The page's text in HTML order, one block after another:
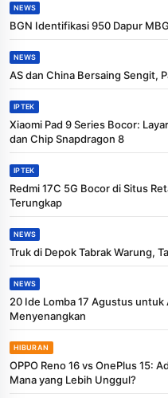
NEWS
BGN Identifikasi 950 Dapur
NEWS
AS dan China Bersaing Sengit,
IPTEK
Xiaomi Pad 9 Series Bocor:
dan Chip Snapdragon 8
IPTEK
Redmi 17C 5G Bocor di Situs
Terungkap
NEWS
Truk di Depok Tabrak Warung,
NEWS
20 Ide Lomba 17 Agustus untuk
Menyenangkan
HIBURAN
OPPO Reno 16 vs OnePlus 15:
Mana yang Lebih Unggul?